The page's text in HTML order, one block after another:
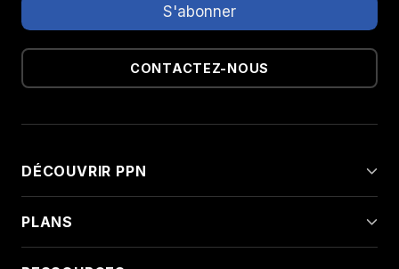
CONTACTEZ-NOUS
DÉCOUVRIR PPN
PLANS